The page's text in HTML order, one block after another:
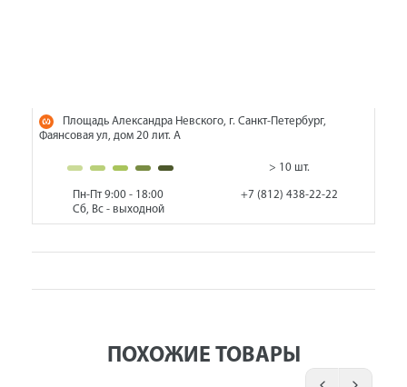
Площадь Александра Невского, г. Санкт-Петербург,
Фаянсовая ул, дом 20 лит. А
> 10 шт.
Пн-Пт 9:00 - 18:00
Сб, Вс - выходной
+7 (812) 438-22-22
ПОХОЖИЕ ТОВАРЫ